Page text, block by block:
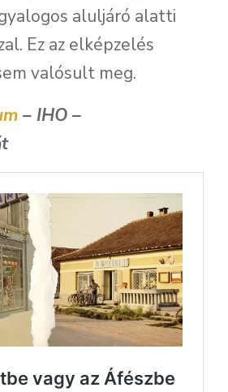
aluljáró alatti
Ez az elképzelés
valósult meg.
– IHO –